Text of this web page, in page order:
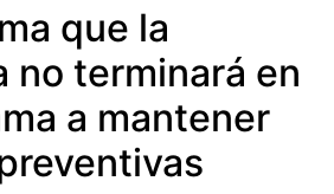
que la
no terminará en
a mantener